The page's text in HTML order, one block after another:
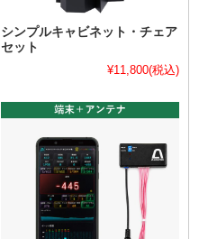
シンプルキャビネット・チェア
セット
¥11,800(税込)